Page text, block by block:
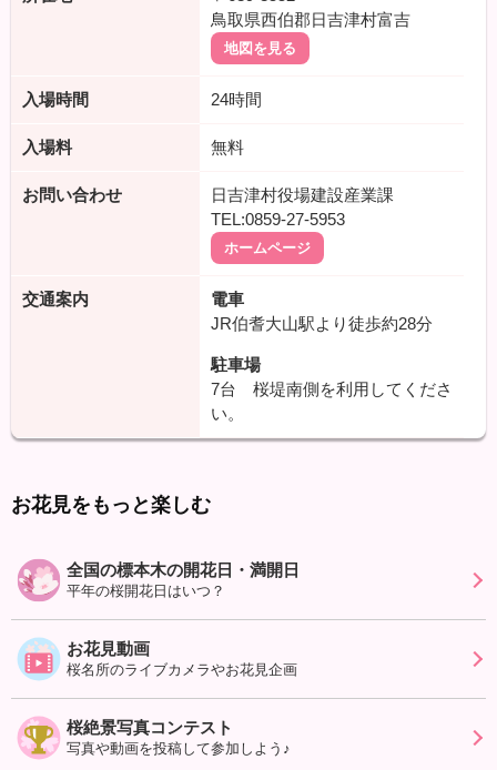
鳥取県西伯郡日吉津村富吉
地図を見る
入場時間 24時間
入場料 無料
お問い合わせ
日吉津村役場建設産業課
TEL:0859-27-5953
ホームページ
交通案内
電車
JR伯耆大山駅より徒歩約28分
駐車場
7台 桜堤南側を利用してくださ
い。
お花見をもっと楽しむ
全国の標本木の開花日・満開日
平年の桜開花日はいつ？
お花見動画
桜名所のライブカメラやお花見企画
桜絶景写真コンテスト
写真や動画を投稿して参加しよう♪